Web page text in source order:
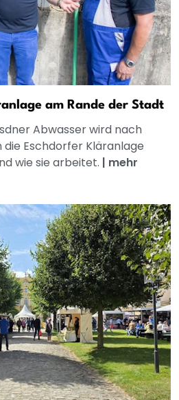
am Rande der Stadt
Abwasser wird nach
Eschdorfer Kläranlage
wie sie arbeitet. | mehr